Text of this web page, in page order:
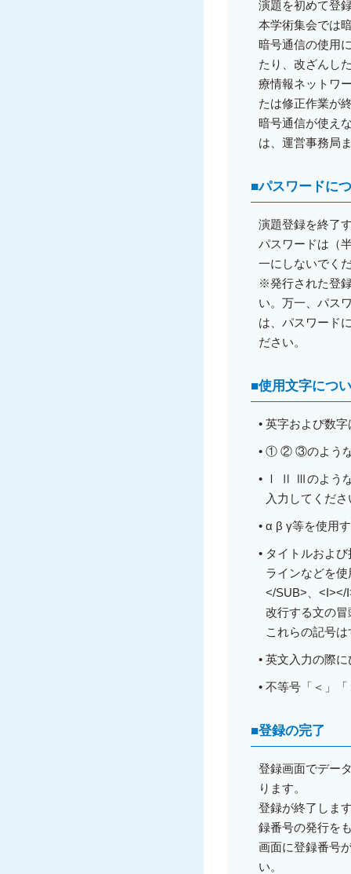
演題を初めて登
本学術集会では
暗号通信の使用
たり、改ざんし
療情報ネットワ
たは修正作業が
暗号通信が使え
は、運営事務局
■パスワードに
演題登録を終了
パスワードは（
一にしないでく
※発行された登
い。万一、パス
は、パスワード
ださい。
■使用文字につ
• 英字および数
• ① ② ③のような
• Ⅰ Ⅱ Ⅲのような
入力してくださ
• α β γ等を使用
• タイトルおよ
ラインなどを
</SUB>、<I></
改行する文の
これらの記号
• 英文入力の際
• 不等号「＜」
■登録の完了
登録画面でデー
ります。
登録が終了しま
録番号の発行を
画面に登録番号
い。